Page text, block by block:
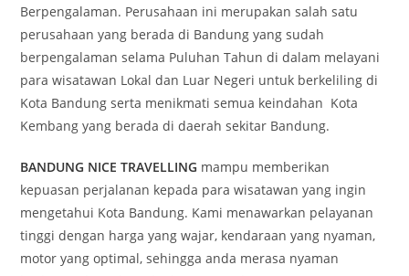
Berpengalaman. Perusahaan ini merupakan salah satu
perusahaan yang berada di Bandung yang sudah
berpengalaman selama Puluhan Tahun di dalam melayani
para wisatawan Lokal dan Luar Negeri untuk berkeliling di
Kota Bandung serta menikmati semua keindahan Kota
Kembang yang berada di daerah sekitar Bandung.
BANDUNG NICE TRAVELLING mampu memberikan
kepuasan perjalanan kepada para wisatawan yang ingin
mengetahui Kota Bandung. Kami menawarkan pelayanan
tinggi dengan harga yang wajar, kendaraan yang nyaman,
motor yang optimal, sehingga anda merasa nyaman